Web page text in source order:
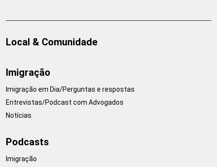
Local & Comunidade
Imigração
Imigração em Dia/Perguntas e respostas
Entrevistas/Podcast com Advogados
Notícias
Podcasts
Imigração